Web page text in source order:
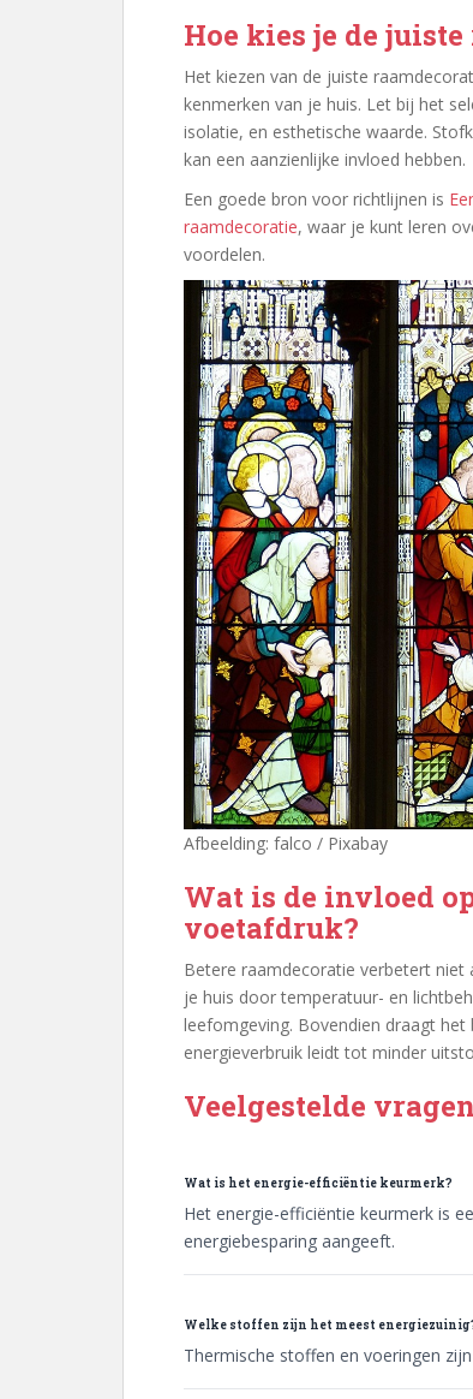
Hoe kies je de
Het kiezen van de juiste
kenmerken van je huis. Let bij het
isolatie, en esthetische waarde.
kan een aanzienlijke invloed hebben.
Een goede bron voor richtlijnen is
raamdecoratie, waar je kunt leren
voordelen.
Afbeelding: falco / Pixabay
Wat is de invloed
voetafdruk?
Betere raamdecoratie verbetert
je huis door temperatuur- en
leefomgeving. Bovendien draagt
energieverbruik leidt tot minder
Veelgestelde
Wat is het energie-efficiëntie keurmerk?
Het energie-efficiëntie keurmerk is
energiebesparing aangeeft.
Welke stoffen zijn het meest
Thermische stoffen en voeringen